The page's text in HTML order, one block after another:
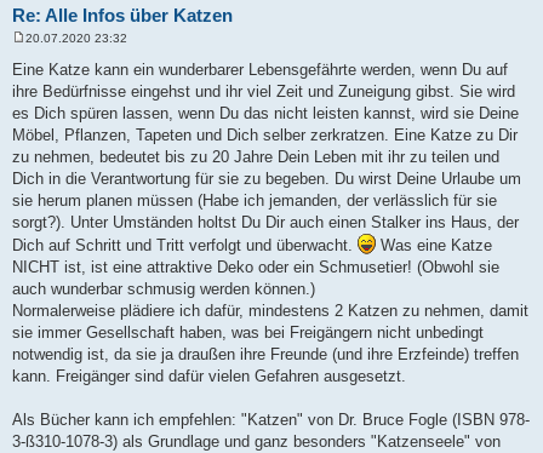
Re: Alle Infos über Katzen
t
a
g
20.07.2020 23:32
Eine Katze kann ein wunderbarer Lebensgefährte werden, wenn Du auf
ihre Bedürfnisse eingehst und ihr viel Zeit und Zuneigung gibst. Sie wird
es Dich spüren lassen, wenn Du das nicht leisten kannst, wird sie Deine
Möbel, Pflanzen, Tapeten und Dich selber zerkratzen. Eine Katze zu Dir
zu nehmen, bedeutet bis zu 20 Jahre Dein Leben mit ihr zu teilen und
Dich in die Verantwortung für sie zu begeben. Du wirst Deine Urlaube um
sie herum planen müssen (Habe ich jemanden, der verlässlich für sie
sorgt?). Unter Umständen holtst Du Dir auch einen Stalker ins Haus, der
Dich auf Schritt und Tritt verfolgt und überwacht.
Was eine Katze
NICHT ist, ist eine attraktive Deko oder ein Schmusetier! (Obwohl sie
auch wunderbar schmusig werden können.)
Normalerweise plädiere ich dafür, mindestens 2 Katzen zu nehmen, damit
sie immer Gesellschaft haben, was bei Freigängern nicht unbedingt
notwendig ist, da sie ja draußen ihre Freunde (und ihre Erzfeinde) treffen
kann. Freigänger sind dafür vielen Gefahren ausgesetzt.
Als Bücher kann ich empfehlen: "Katzen" von Dr. Bruce Fogle (ISBN 978-
3-ß310-1078-3) als Grundlage und ganz besonders "Katzenseele" von